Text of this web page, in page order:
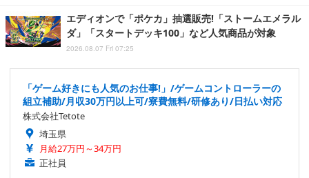
エディオンで「ポケカ」抽選販売!「ストームエメラル
ダ」「スタートデッキ100」など人気商品が対象
2026.08.07 Fri 07:25
「ゲーム好きにも人気のお仕事!」/ゲームコントローラーの
組立補助/月収30万円以上可/寮費無料/研修あり/日払い対応
株式会社Tetote
埼玉県
月給27万円～34万円
正社員